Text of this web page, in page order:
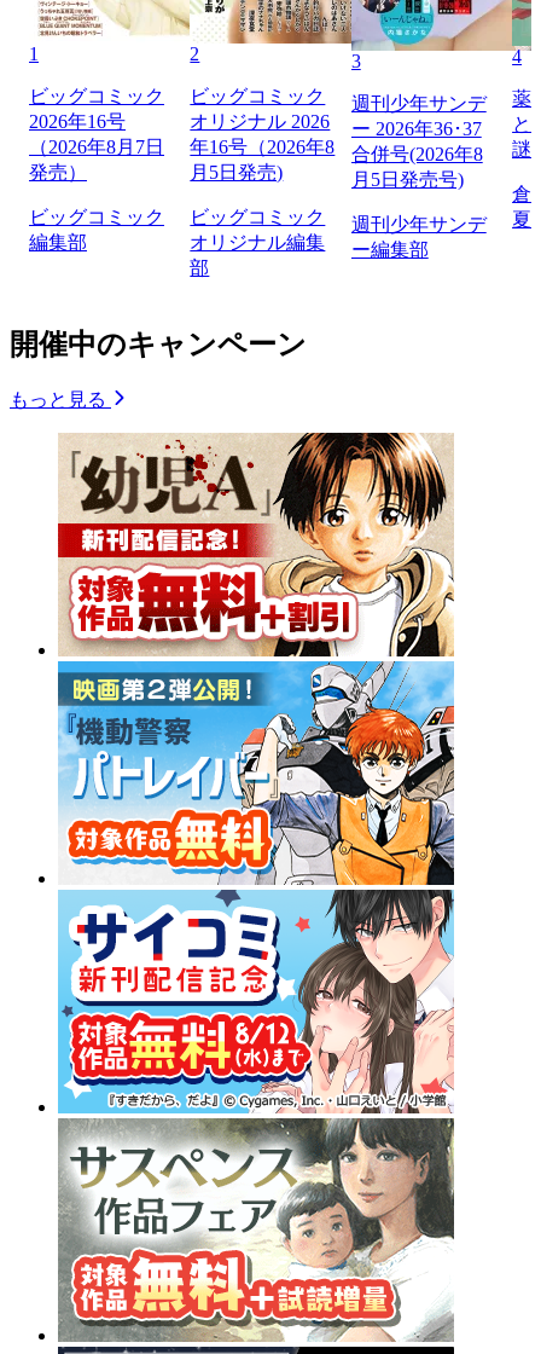
1
ビッグコミック
2026年16号
（2026年8月7日
発売）
ビッグコミック
編集部
2
ビッグコミック
オリジナル 2026
年16号（2026年8
月5日発売)
ビッグコミック
オリジナル編集
部
3
週刊少年サンデ
ー 2026年36･37
合併号(2026年8
月5日発売号)
週刊少年サンデ
ー編集部
4
薬
と
謎
倉
夏
開催中のキャンペーン
もっと見る